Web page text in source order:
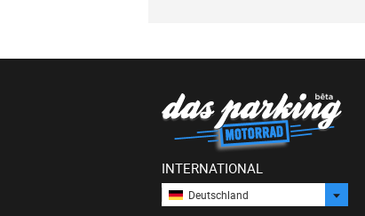
INTERNATIONAL
Deutschland